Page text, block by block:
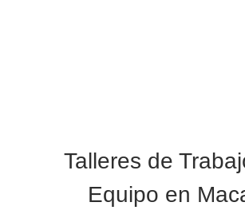
Talleres de
Equipo en